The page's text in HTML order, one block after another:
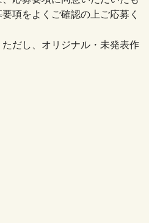
項をよくご確認の上ご応募く
だし、オリジナル・未発表作